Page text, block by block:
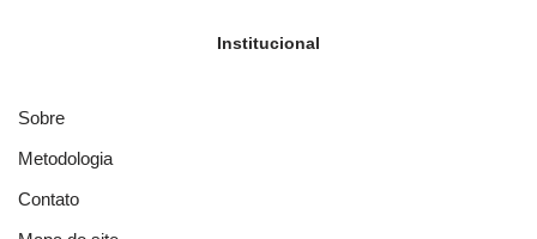
Institucional
Sobre
Metodologia
Contato